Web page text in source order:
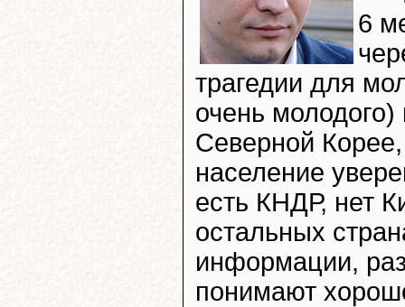
6
трагедии для
очень молодого)
Северной
население
есть КНДР, нет
остальных
информации,
понимают